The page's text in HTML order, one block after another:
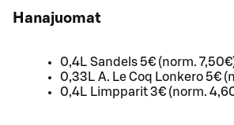
Hanajuomat
0,4L Sandels 5€ (norm.
0,33L A. Le Coq Lonkero 5€
0,4L Limpparit 3€ (norm.